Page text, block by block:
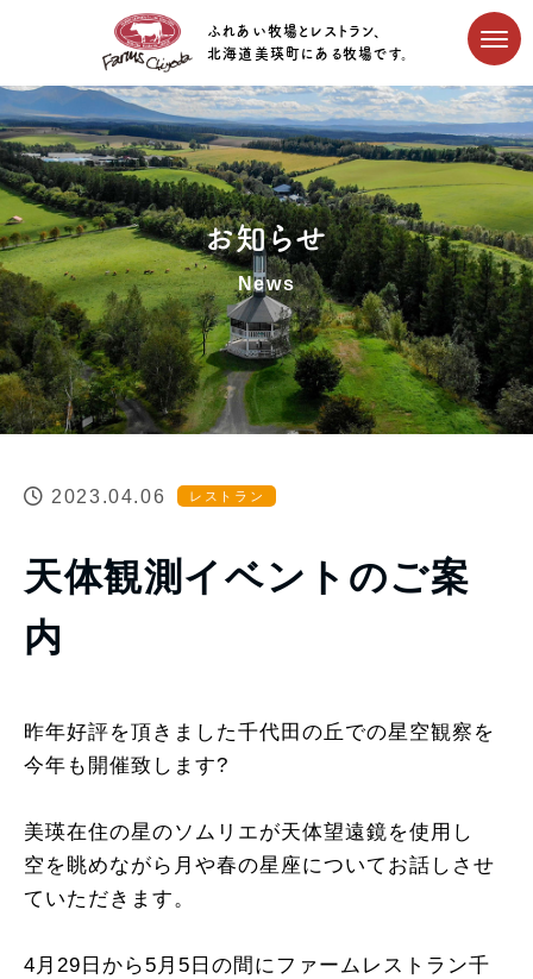
ふれあい牧場とレストラン、
北海道美瑛町にある牧場です。
お知らせ
News
2023.04.06 レストラン
天体観測イベントのご案
内
昨年好評を頂きました千代田の丘での星空観察を
今年も開催致します?
美瑛在住の星のソムリエが天体望遠鏡を使用し
空を眺めながら月や春の星座についてお話しさせ
ていただきます。
4月29日から5月5日の間にファームレストラン千